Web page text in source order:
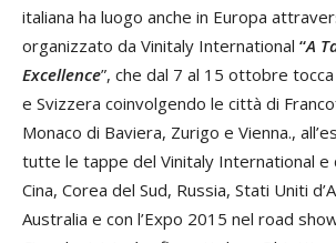
italiana ha luogo anche in Europa
organizzato da Vinitaly International “A
Excellence”, che dal 7 al 15 ottobre
e Svizzera coinvolgendo le città di
Monaco di Baviera, Zurigo e Vienna.,
tutte le tappe del Vinitaly International e
Cina, Corea del Sud, Russia, Stati Uniti
Australia e con l’Expo 2015 nel road